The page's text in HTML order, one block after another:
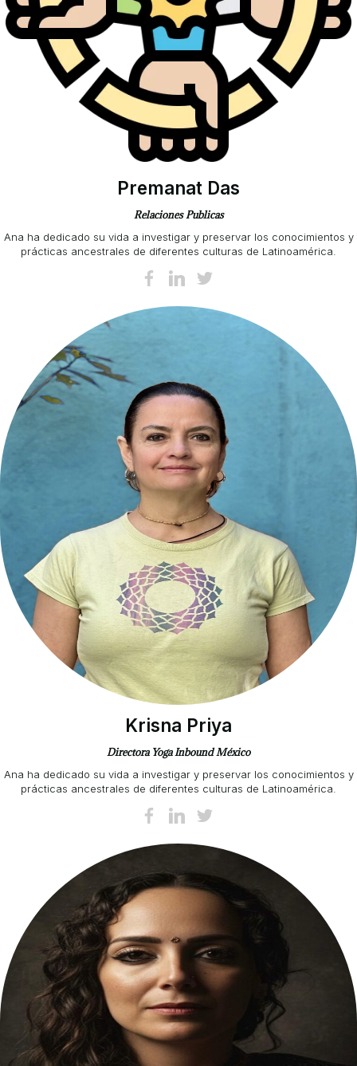
Premanat Das
Relaciones Publicas
Ana ha dedicado su vida a investigar y preservar los conocimientos y
prácticas ancestrales de diferentes culturas de Latinoamérica.
Krisna Priya
Directora Yoga Inbound México
Ana ha dedicado su vida a investigar y preservar los conocimientos y
prácticas ancestrales de diferentes culturas de Latinoamérica.